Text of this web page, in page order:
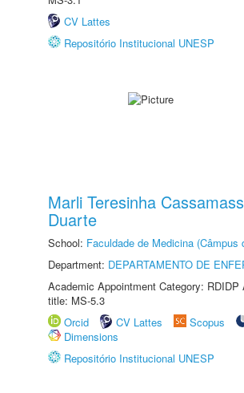
CV Lattes
Repositório Institucional UNESP
Marli Teresinha
Duarte
School: Faculdade de Medicina (Câmpus
Department: DEPARTAMENTO DE
Academic Appointment Category: RDIDP
title: MS-5.3
Orcid
CV Lattes Scopus
Dimensions
Repositório Institucional UNESP